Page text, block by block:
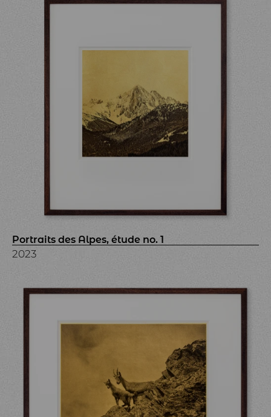
Portraits des Alpes, étude no. 1
2023